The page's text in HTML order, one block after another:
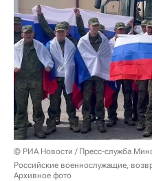
© РИА Новости / Пресс-служба
Российские военнослужащие,
Архивное фото